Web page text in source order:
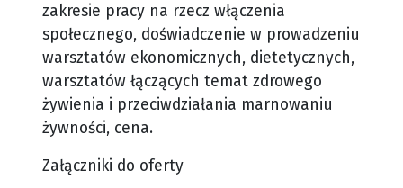
zakresie pracy na rzecz włączenia
społecznego, doświadczenie w prowadzeniu
warsztatów ekonomicznych, dietetycznych,
warsztatów łączących temat zdrowego
żywienia i przeciwdziałania marnowaniu
żywności, cena.
Załączniki do oferty